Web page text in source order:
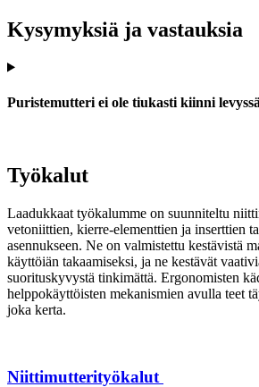
Kysymyksiä ja vastauksia
Puristemutteri ei ole tiukasti kiinni
Työkalut
Laadukkaat työkalumme on suunniteltu
vetoniittien, kierre-elementtien ja inserttien
asennukseen. Ne on valmistettu kestävistä
käyttöiän takaamiseksi, ja ne kestävät
suorituskyvystä tinkimättä. Ergonomisten
helppokäyttöisten mekanismien avulla teet
joka kerta.
Niittimutterityökalut